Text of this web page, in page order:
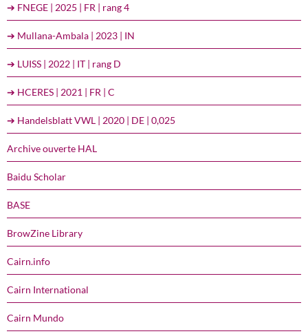
➔ FNEGE | 2025 | FR | rang 4
➔ Mullana-Ambala | 2023 | IN
➔ LUISS | 2022 | IT | rang D
➔ HCERES | 2021 | FR | C
➔ Handelsblatt VWL | 2020 | DE | 0,025
Archive ouverte HAL
Baidu Scholar
BASE
BrowZine Library
Cairn.info
Cairn International
Cairn Mundo